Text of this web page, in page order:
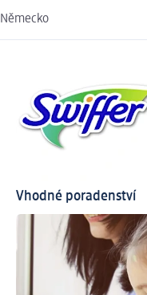
Německo
Vhodné poradenství